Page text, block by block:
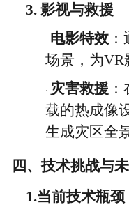
3. 影视与救援
· 电影特效：
场景，为VR
· 灾害救援
载的热成像
生成灾区全
四、技术挑战与
1.当前技术瓶颈